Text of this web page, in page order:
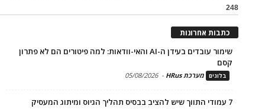
248
כתבות אחרונות
שימור עובדים בעידן ה-AI והאי-וודאות: למה פיטורים הם לא פתרון
קסם
בלוגים מערכת HRus -
05/08/2026
7 עמודי התווך שיש להציב בבסיס תהליך הגיוס ומיתוג המעסיק